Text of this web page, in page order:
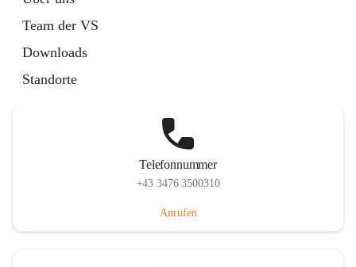
Team der VS
Downloads
Standorte
Telefonnummer
+43 3476 3500310
Anrufen